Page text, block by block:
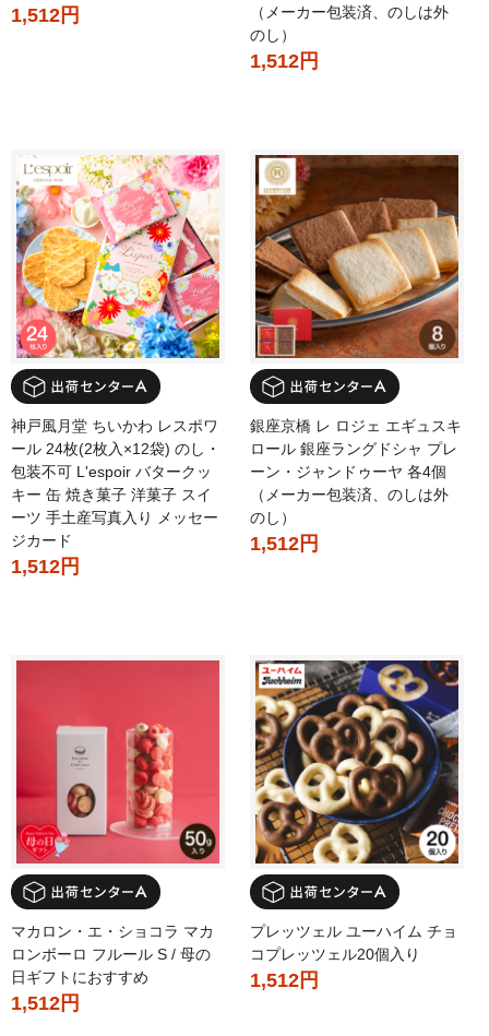
1,512円
（メーカー包装済、のしは外
のし）
1,512円
神戸風月堂 ちいかわ レスポワ
ール 24枚(2枚入×12袋) のし・
包装不可 L'espoir バタークッ
キー 缶 焼き菓子 洋菓子 スイ
ーツ 手土産写真入り メッセー
ジカード
1,512円
銀座京橋 レ ロジェ エギュスキ
ロール 銀座ラングドシャ プレ
ーン・ジャンドゥーヤ 各4個
（メーカー包装済、のしは外
のし）
1,512円
マカロン・エ・ショコラ マカ
ロンボーロ フルール S / 母の
日ギフトにおすすめ
1,512円
プレッツェル ユーハイム チョ
コプレッツェル20個入り
1,512円